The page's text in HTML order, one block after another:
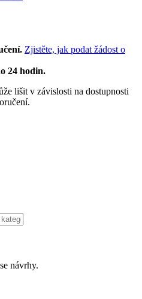
Zjistěte, jak podat žádost o
24 hodin.
lišit v závislosti na dostupnosti
návrhy.